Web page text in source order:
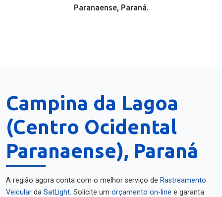
Paranaense, Paraná.
Campina da Lagoa
(Centro Ocidental
Paranaense), Paraná
A região agora conta com o melhor serviço de Rastreamento
Veicular da SatLight. Solicite um orçamento on-line e garanta